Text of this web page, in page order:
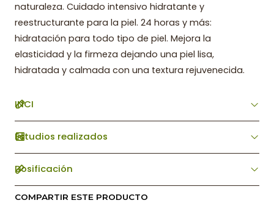
naturaleza. Cuidado intensivo hidratante y
reestructurante para la piel. 24 horas y más:
hidratación para todo tipo de piel. Mejora la
elasticidad y la firmeza dejando una piel lisa,
hidratada y calmada con una textura rejuvenecida.
INCI
Estudios realizados
Dosificación
COMPARTIR ESTE PRODUCTO